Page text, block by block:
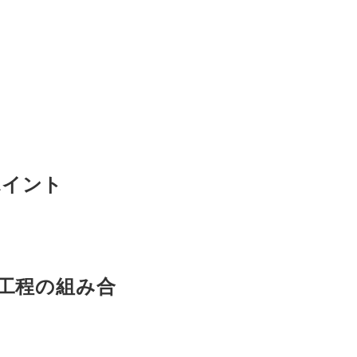
ント
程の組み合